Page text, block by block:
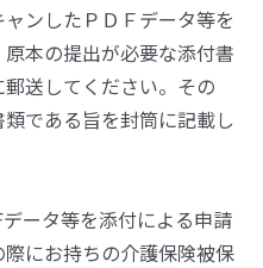
ンしたＰＤＦデータ等を
本の提出が必要な添付書
送してください。その
である旨を封筒に記載し
ータ等を添付による申請
にお持ちの介護保険被保